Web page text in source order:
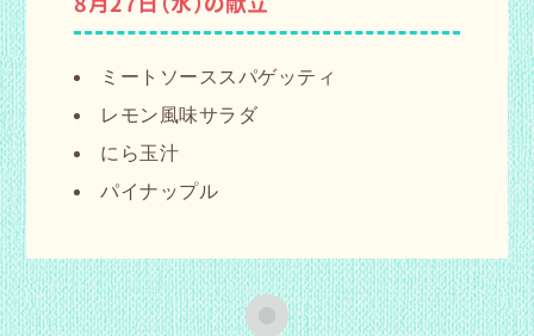
ミートソーススパゲッティ
レモン風味サラダ
にら玉汁
パイナップル